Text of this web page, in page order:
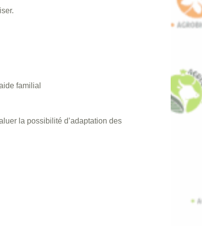
familial
la possibilité d’adaptation des